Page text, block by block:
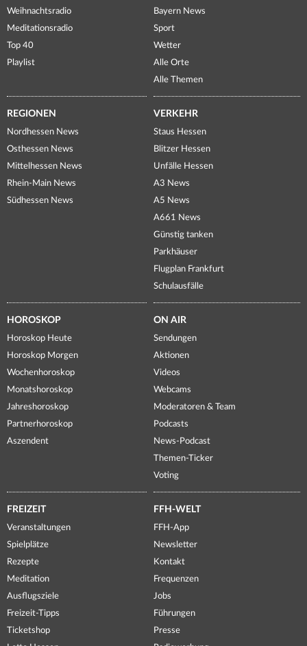
Weihnachtsradio
Meditationsradio
Top 40
Playlist
Bayern News
Sport
Wetter
Alle Orte
Alle Themen
REGIONEN
Nordhessen News
Osthessen News
Mittelhessen News
Rhein-Main News
Südhessen News
VERKEHR
Staus Hessen
Blitzer Hessen
Unfälle Hessen
A3 News
A5 News
A661 News
Günstig tanken
Parkhäuser
Flugplan Frankfurt
Schulausfälle
HOROSKOP
Horoskop Heute
Horoskop Morgen
Wochenhoroskop
Monatshoroskop
Jahreshoroskop
Partnerhoroskop
Aszendent
ON AIR
Sendungen
Aktionen
Videos
Webcams
Moderatoren & Team
Podcasts
News-Podcast
Themen-Ticker
Voting
FREIZEIT
Veranstaltungen
Spielplätze
Rezepte
Meditation
Ausflugsziele
Freizeit-Tipps
Ticketshop
FFH-WELT
FFH-App
Newsletter
Kontakt
Frequenzen
Jobs
Führungen
Presse